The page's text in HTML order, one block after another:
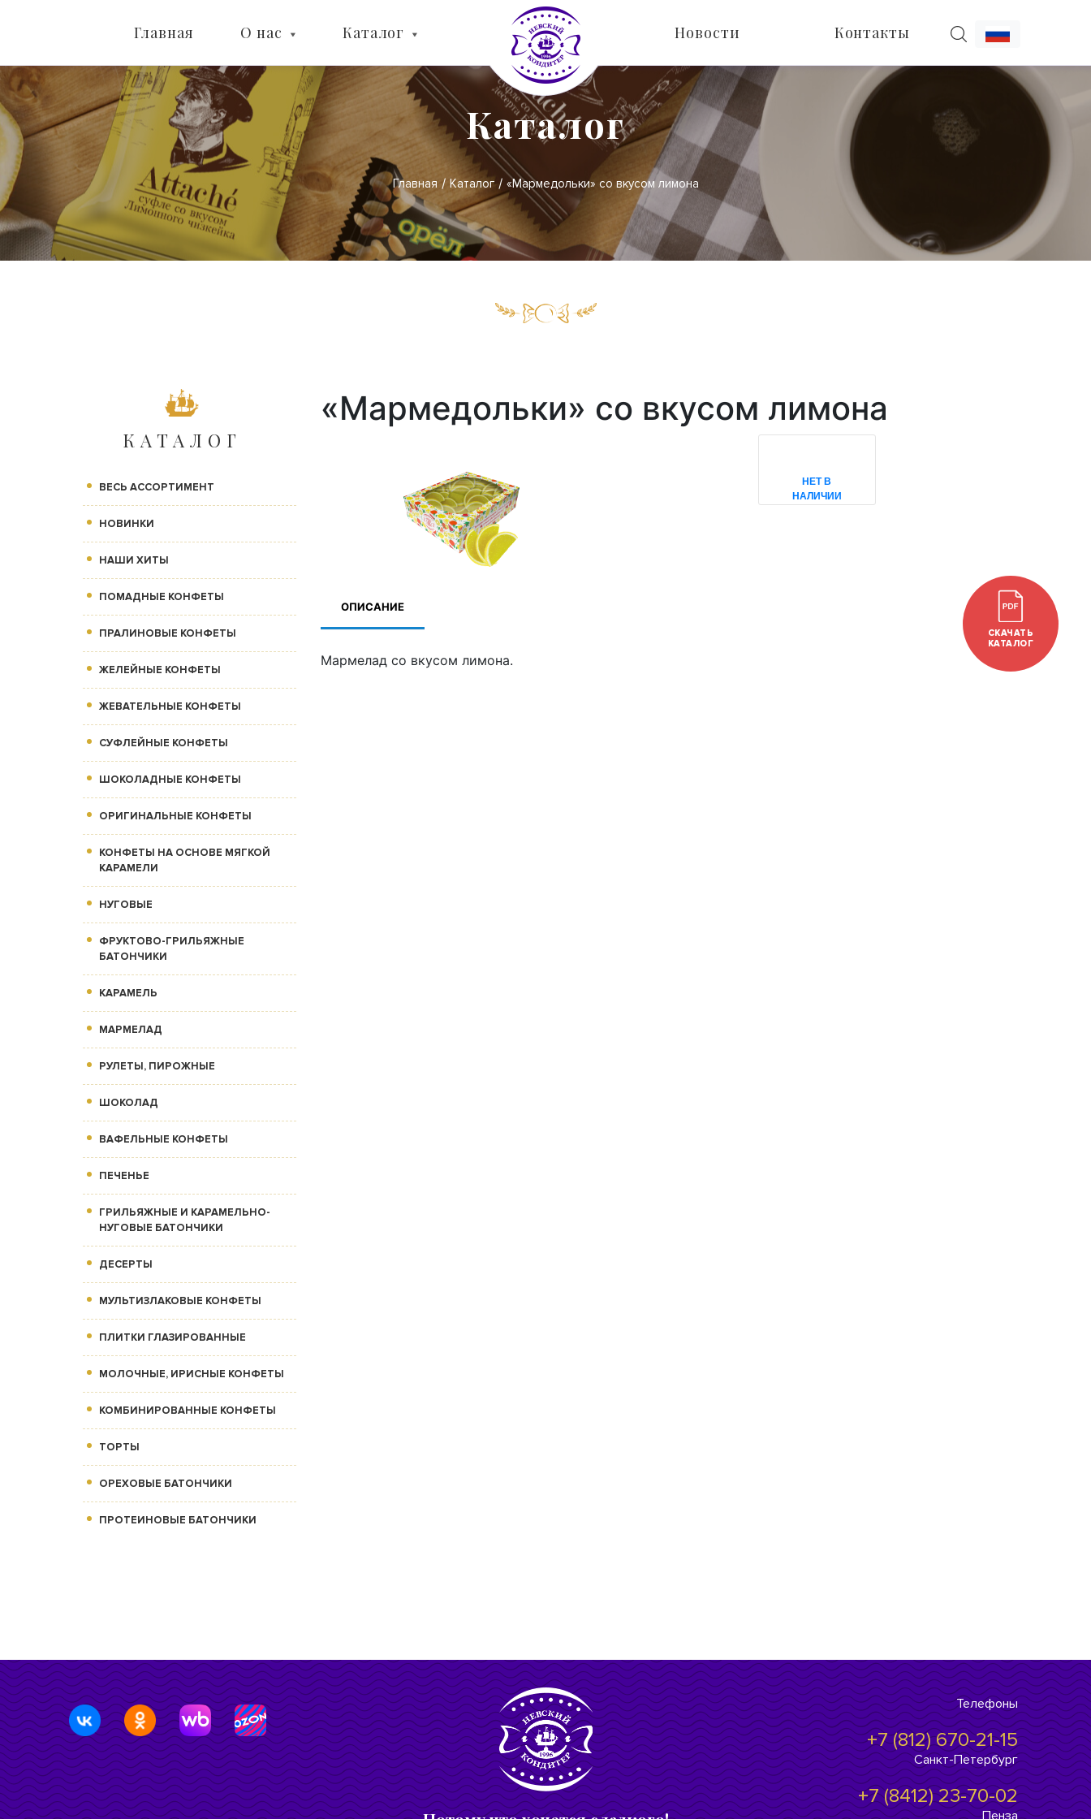
Главная О нас Каталог Новости Контакты
Каталог
Главная Каталог «Мармедольки» со вкусом лимона
КАТАЛОГ
ВЕСЬ АССОРТИМЕНТ
НОВИНКИ
НАШИ ХИТЫ
ПОМАДНЫЕ КОНФЕТЫ
ПРАЛИНОВЫЕ КОНФЕТЫ
ЖЕЛЕЙНЫЕ КОНФЕТЫ
ЖЕВАТЕЛЬНЫЕ КОНФЕТЫ
СУФЛЕЙНЫЕ КОНФЕТЫ
ШОКОЛАДНЫЕ КОНФЕТЫ
ОРИГИНАЛЬНЫЕ КОНФЕТЫ
КОНФЕТЫ НА ОСНОВЕ МЯГКОЙ
КАРАМЕЛИ
НУГОВЫЕ
ФРУКТОВО-ГРИЛЬЯЖНЫЕ
БАТОНЧИКИ
КАРАМЕЛЬ
МАРМЕЛАД
РУЛЕТЫ, ПИРОЖНЫЕ
ШОКОЛАД
ВАФЕЛЬНЫЕ КОНФЕТЫ
ПЕЧЕНЬЕ
ГРИЛЬЯЖНЫЕ И КАРАМЕЛЬНО-
НУГОВЫЕ БАТОНЧИКИ
ДЕСЕРТЫ
МУЛЬТИЗЛАКОВЫЕ КОНФЕТЫ
ПЛИТКИ ГЛАЗИРОВАННЫЕ
МОЛОЧНЫЕ, ИРИСНЫЕ КОНФЕТЫ
КОМБИНИРОВАННЫЕ КОНФЕТЫ
ТОРТЫ
ОРЕХОВЫЕ БАТОНЧИКИ
ПРОТЕИНОВЫЕ БАТОНЧИКИ
«Мармедольки» со вкусом лимона
НЕТ В
НАЛИЧИИ
ОПИСАНИЕ
Мармелад со вкусом лимона.
Телефоны
+7 (812) 670-21-15
Санкт-Петербург
+7 (8412) 23-70-02
СКАЧАТЬ
КАТАЛОГ